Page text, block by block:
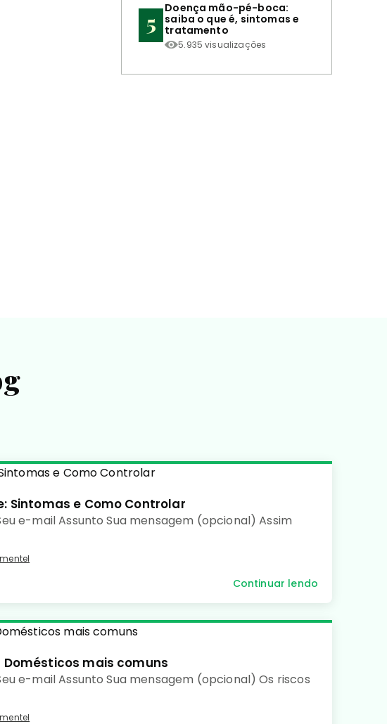
Doença mão-pé-boca:
saiba o que é, sintomas e
tratamento
5.935 visualizações
Sintomas e Como Controlar
e-mail Assunto Sua mensagem (opcional) Assim
Continuar lendo
mais comuns
e-mail Assunto Sua mensagem (opcional) Os riscos